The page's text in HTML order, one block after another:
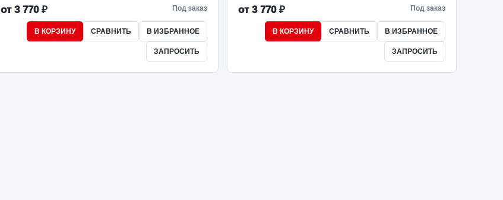
от 3 770 ₽ Под заказ
В КОРЗИНУ СРАВНИТЬ В ИЗБРАННОЕ
ЗАПРОСИТЬ
от 3 770 ₽ Под заказ
В КОРЗИНУ СРАВНИТЬ В ИЗБРАННОЕ
ЗАПРОСИТЬ